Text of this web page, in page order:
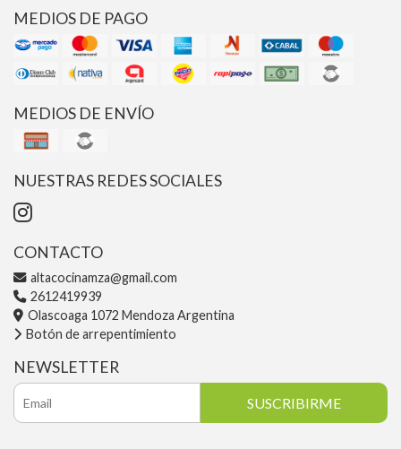
MEDIOS DE PAGO
MEDIOS DE ENVÍO
NUESTRAS REDES SOCIALES
CONTACTO
altacocinamza@gmail.com
2612419939
Olascoaga 1072 Mendoza Argentina
Botón de arrepentimiento
NEWSLETTER
SUSCRIBIRME